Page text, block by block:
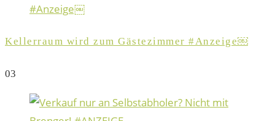
Kellerraum wird zum Gästezimmer #Anzeige￼
03